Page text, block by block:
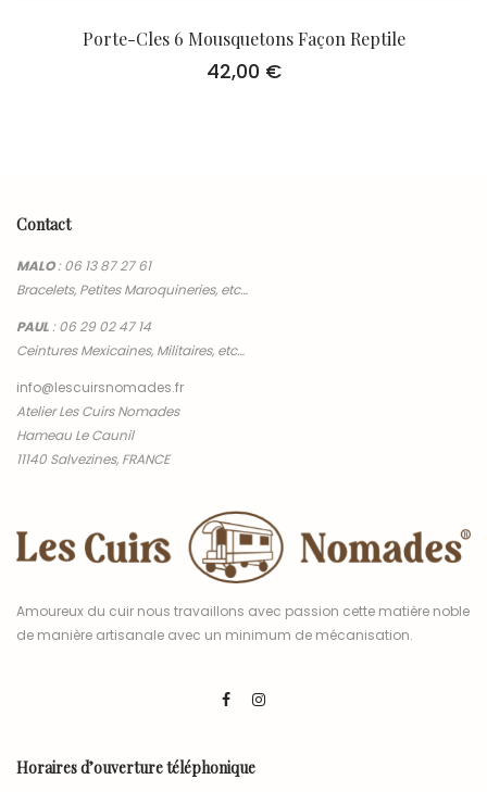
Porte-Cles 6 Mousquetons Façon Reptile
42,00 €
Contact
MALO:06 13 87 27 61
Bracelets, Petites Maroquineries, etc…
PAUL:06 29 02 47 14
Ceintures Mexicaines, Militaires, etc…
info@lescuirsnomades.fr
Atelier Les Cuirs Nomades
Hameau Le Caunil
11140 Salvezines, FRANCE
Amoureux du cuir nous travaillons avec passion cette matière noble
de manière artisanale avec un minimum de mécanisation.
Horaires d’ouverture téléphonique